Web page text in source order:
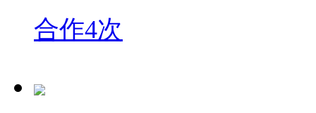
合作4次